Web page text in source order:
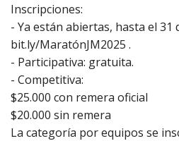
Inscripciones:
- Ya están abiertas, hasta el 31
bit.ly/MaratónJM2025 .
- Participativa: gratuita.
- ⁠Competitiva:
$25.000 con remera oficial
$20.000 sin remera
⁠La categoría por equipos se